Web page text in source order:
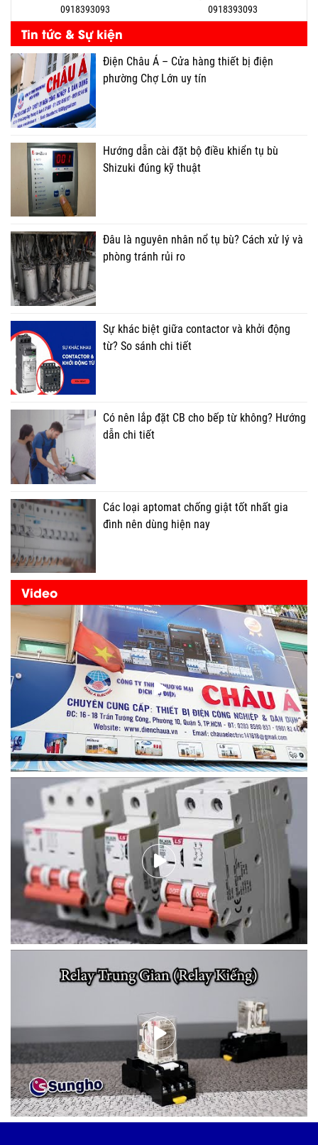
0918393093
0918393093
Tin tức & Sự kiện
Điện Châu Á – Cửa hàng thiết bị điện
phường Chợ Lớn uy tín
Hướng dẫn cài đặt bộ điều khiển tụ bù
Shizuki đúng kỹ thuật
Đâu là nguyên nhân nổ tụ bù? Cách xử lý và
phòng tránh rủi ro
Sự khác biệt giữa contactor và khởi động
từ? So sánh chi tiết
Có nên lắp đặt CB cho bếp từ không? Hướng
dẫn chi tiết
Các loại aptomat chống giật tốt nhất gia
đình nên dùng hiện nay
Video